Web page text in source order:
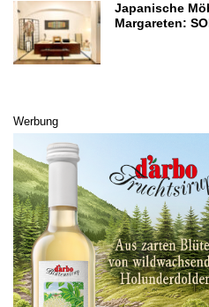
Japanische
Margareten:
Werbung